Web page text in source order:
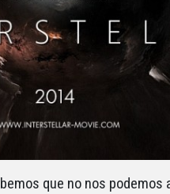
que no nos podemos